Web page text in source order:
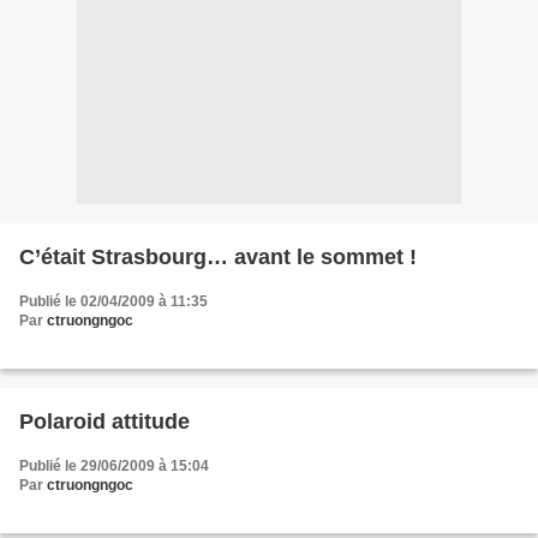
C’était Strasbourg… avant le sommet !
Publié le 02/04/2009 à 11:35
Par ctruongngoc
Polaroid attitude
Publié le 29/06/2009 à 15:04
Par ctruongngoc